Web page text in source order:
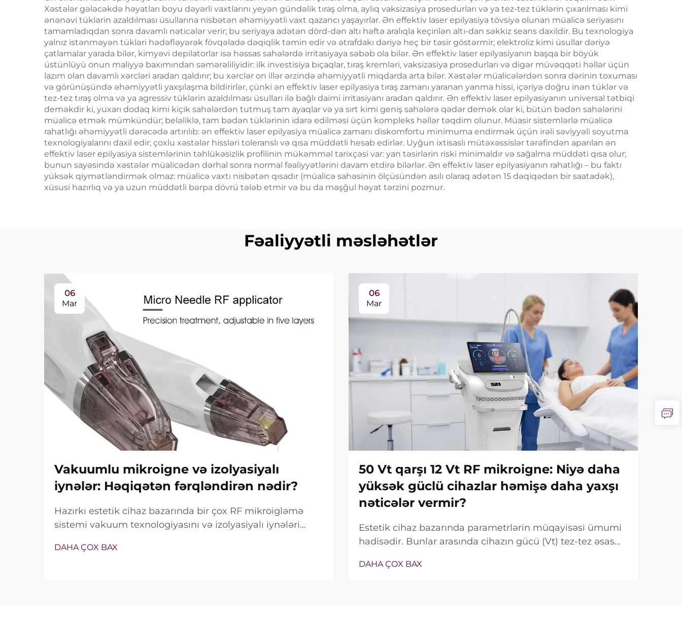
Üzün Radiofrekvanslı
Emalı, Çəki Itirmə və
Bədənin İncələnməsi
Xəstələr gələcəkdə həyatları boyu dəyərli vaxtlarını yeyən gündəlik tıraş olma, aylıq vaksizasiya prosedurları və ya tez-tez tüklərin çıxarılması kimi
ənənəvi tüklərin azaldılması üsullarına nisbətən əhəmiyyətli vaxt qazancı yaşayırlar. Ən effektiv laser epilyasiya tövsiyə olunan müalicə seriyasını
tamamladıqdan sonra davamlı nəticələr verir; bu seriyaya adətən dörd-dən altı həftə aralıqla keçirilən altı-dan səkkiz seans daxildir. Bu texnologiya
yalnız istənməyən tükləri hədəfləyərək fövqəladə dəqiqlik təmin edir və ətrafdakı dəriyə heç bir təsir göstərmir; elektroliz kimi üsullar dəriyə
çatlamalar yarada bilər, kimyəvi depilatorlar isə həssas sahələrdə irritasiyaya səbəb ola bilər. Ən effektiv laser epilyasiyanın başqa bir böyük
üstünlüyü onun maliyyə baxımından səmərəliliyidir: ilk investisiya bıçaqlar, tıraş kremləri, vaksizasiya prosedurları və digər müvəqqəti həllər üçün
lazım olan davamlı xərcləri aradan qaldırır; bu xərclər on illər ərzində əhəmiyyətli miqdarda arta bilər. Xəstələr müalicələrdən sonra dərinin toxuması
və görünüşündə əhəmiyyətli yaxşılaşma bildirirlər, çünki ən effektiv laser epilyasiya tıraş zamanı yaranan yanma hissi, içəriyə doğru inən tüklər və
tez-tez tıraş olma və ya agressiv tüklərin azaldılması üsulları ilə bağlı daimi irritasiyanı aradan qaldırır. Ən effektiv laser epilyasiyanın universal tətbiqi
deməkdir ki, yuxarı dodaq kimi kiçik sahələrdən tutmuş tam ayaqlar və ya sırt kimi geniş sahələrə qədər demək olar ki, bütün bədən sahələrini
müalicə etmək mümkündür; beləliklə, tam bədən tüklərinin idarə edilməsi üçün kompleks həllər təqdim olunur. Müasir sistemlərlə müalicə
rahatlığı əhəmiyyətli dərəcədə artırılıb: ən effektiv laser epilyasiya müalicə zamanı diskomfortu minimuma endirmək üçün irəli səviyyəli soyutma
texnologiyalarını daxil edir; çoxlu xəstələr hissləri toleranslı və qısa müddətli hesab edirlər. Uyğun ixtisaslı mütəxəssislər tərəfindən aparılan ən
effektiv laser epilyasiya sistemlərinin təhlükəsizlik profilinin mükəmməl tarixçəsi var: yan təsirlərin riski minimaldır və sağalma müddəti qısa olur;
bunun sayəsində xəstələr müalicədən dərhal sonra normal fəaliyyətlərini davam etdirə bilərlər. Ən effektiv laser epilyasiyanın rahatlığı – bu faktı
yüksək qiymətləndirmək olmaz: müalicə vaxtı nisbətən qısadır (müalicə sahəsinin ölçüsündən asılı olaraq adətən 15 dəqiqədən bir saatadək),
xüsusi hazırlıq və ya uzun müddətli bərpa dövrü tələb etmir və bu da məşğul həyat tərzini pozmur.
Fəaliyyətli məsləhətlər
06
Mar
Vakuumlu mikroigne və izolyasiyalı
iynələr: Həqiqətən fərqləndirən nədir?
Hazırkı estetik cihaz bazarında bir çox RF mikroigləmə
sistemi vakuum texnologiyasını və izolyasiyalı iynələri
xüsusiyyətlərin mövcud olub-olmaması deyil, onların klinik
DAHA ÇOX BAX
06
Mar
50 Vt qarşı 12 Vt RF mikroigne: Niyə daha
yüksək güclü cihazlar həmişə daha yaxşı
nəticələr vermir?
Estetik cihaz bazarında parametrlərin müqayisəsi ümumi
hadisədir. Bunlar arasında cihazın gücü (Vt) tez-tez əsas
real vəziyyət tamamilə fərqlidir. Çox hallarda belə «güc»...
DAHA ÇOX BAX